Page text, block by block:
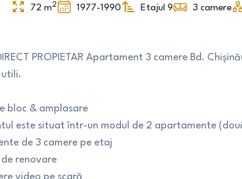
72 m2 1977-1990 Etajul 9 3 camere
PROPIETAR Apartament 3 camere Bd.
utili.
bloc & amplasare
este situat într-un modul de 2 apartamente
de 3 camere pe etaj
de renovare
video pe scară